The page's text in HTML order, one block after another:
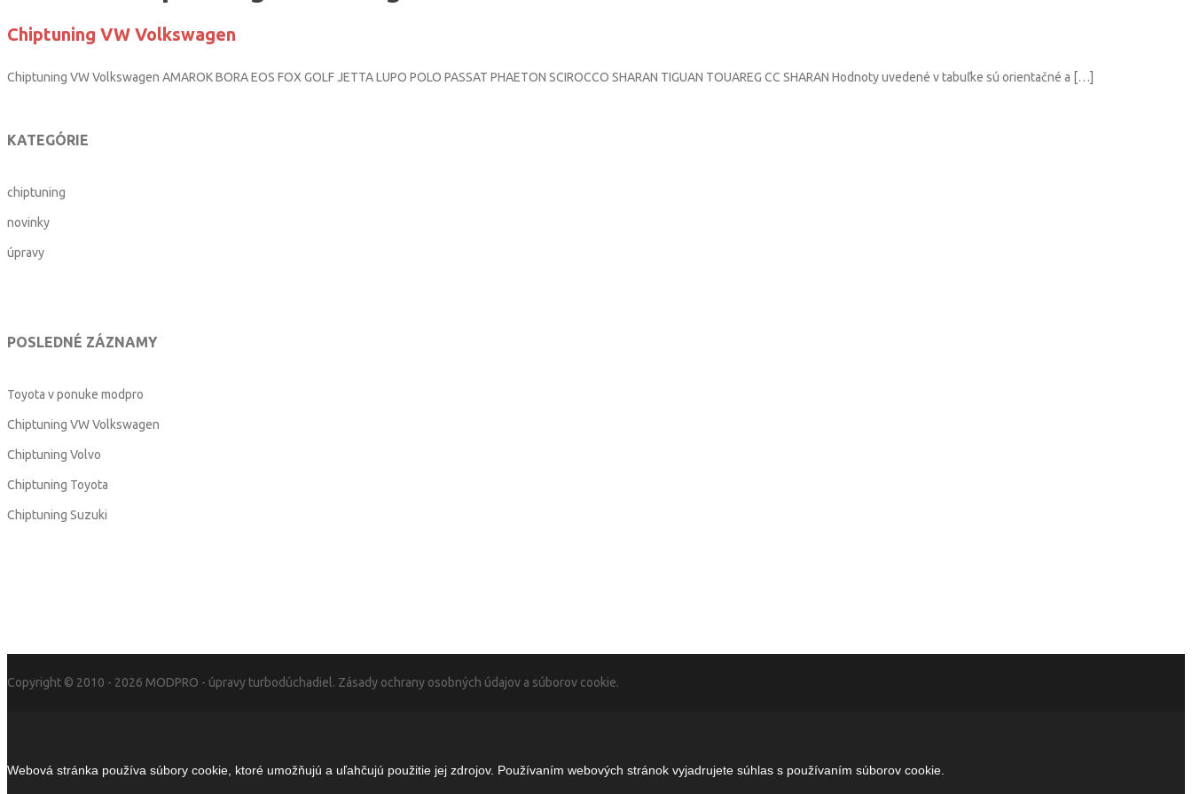
Chiptuning VW Volkswagen
Chiptuning VW Volkswagen AMAROK BORA EOS FOX GOLF JETTA LUPO POLO PASSAT PHAETON SCIROCCO SHARAN TIGUAN TOUAREG CC SHARAN Hodnoty uvedené v tabuľke sú orientačné a […]
KATEGÓRIE
chiptuning
novinky
úpravy
POSLEDNÉ ZÁZNAMY
Toyota v ponuke modpro
Chiptuning VW Volkswagen
Chiptuning Volvo
Chiptuning Toyota
Chiptuning Suzuki
Copyright © 2010 - 2026 MODPRO - úpravy turbodúchadiel. Zásady ochrany osobných údajov a súborov cookie.
Webová stránka používa súbory cookie, ktoré umožňujú a uľahčujú použitie jej zdrojov. Používaním webových stránok vyjadrujete súhlas s používaním súborov cookie.